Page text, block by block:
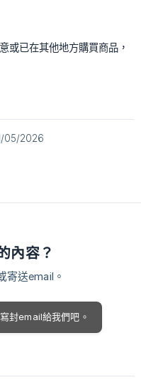
或已在其他地方購買商品，
05/2026
內容？
寄送email。
寫封email給我們吧。